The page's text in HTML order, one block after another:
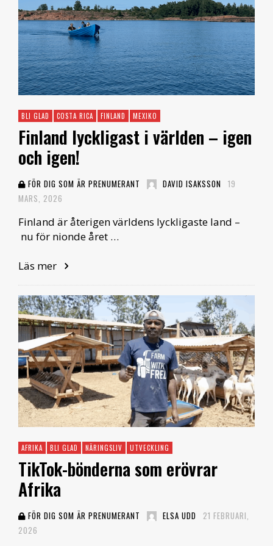
BLI GLAD COSTA RICA FINLAND MEXIKO
Finland lyckligast i världen – igen
och igen!
FÖR DIG SOM ÄR PRENUMERANT DAVID ISAKSSON 19
MARS, 2026
Finland är återigen världens lyckligaste land –
nu för nionde året …
Läs mer
AFRIKA BLI GLAD NÄRINGSLIV UTVECKLING
TikTok-bönderna som erövrar
Afrika
FÖR DIG SOM ÄR PRENUMERANT ELSA UDD
21 FEBRUARI,
2026